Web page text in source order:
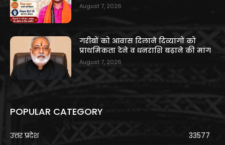
August 7, 2026
गरीबों को आवास दिलाने दिव्यांगों को
प्राथमिकता देने व धनराशि बढ़ाने की मांग
August 7, 2026
POPULAR CATEGORY
उत्तर प्रदेश
33577